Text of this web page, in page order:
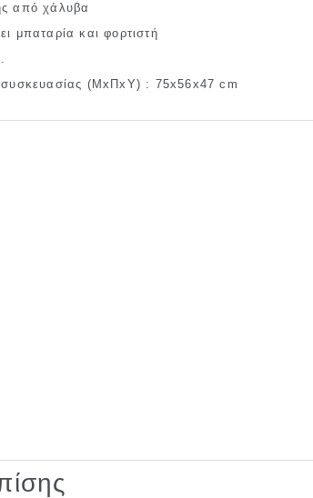
από χάλυβα
μπαταρία και φορτιστή
συσκευασίας (ΜxΠxΥ) : 75x56x47 cm